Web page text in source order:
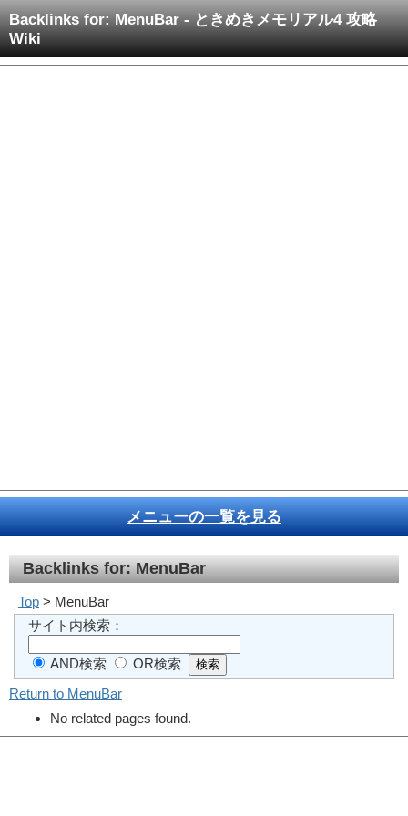
Backlinks for: MenuBar - ときめきメモリアル4 攻略
Wiki
メニューの一覧を見る
Backlinks for: MenuBar
Top > MenuBar
サイト内検索：
AND検索
OR検索
Return to MenuBar
No related pages found.